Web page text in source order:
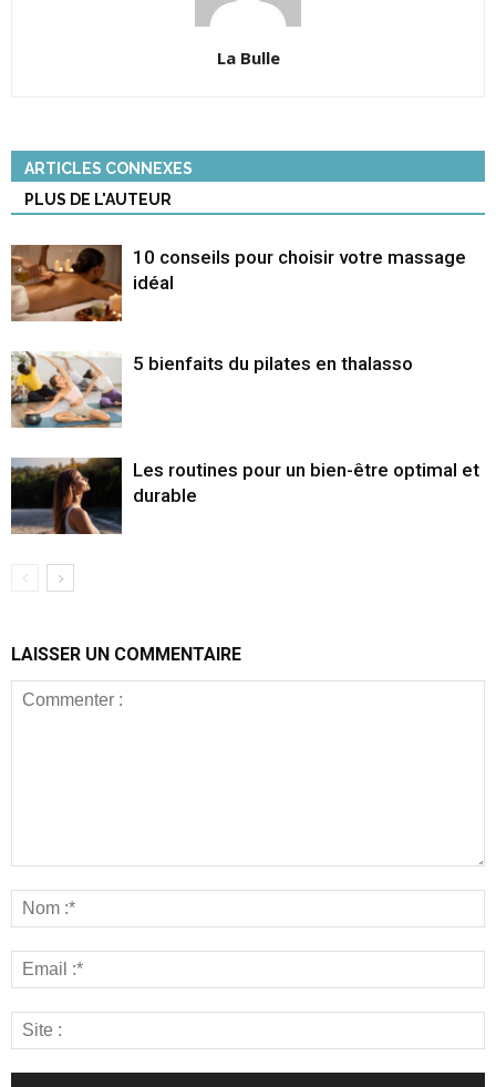
La Bulle
ARTICLES CONNEXES
PLUS DE L'AUTEUR
10 conseils pour choisir votre massage
idéal
5 bienfaits du pilates en thalasso
Les routines pour un bien-être optimal et
durable
LAISSER UN COMMENTAIRE